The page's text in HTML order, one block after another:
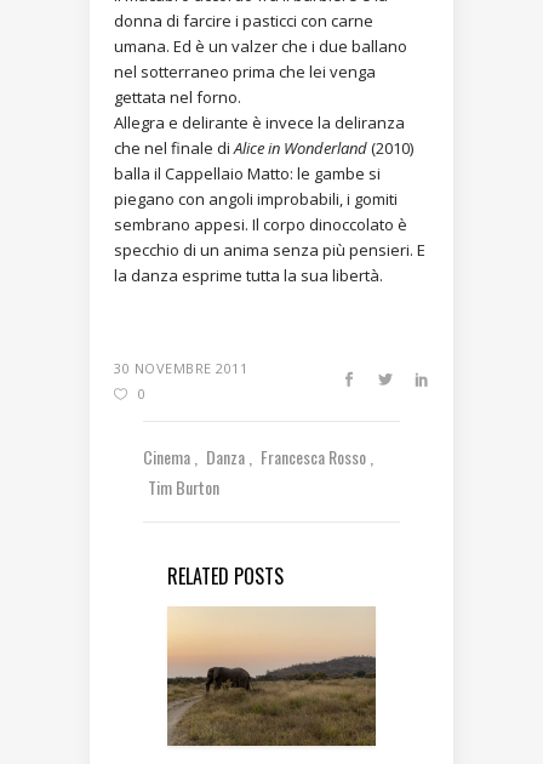
donna di farcire i pasticci con carne
umana. Ed è un valzer che i due ballano
nel sotterraneo prima che lei venga
gettata nel forno.
Allegra e delirante è invece la deliranza
che nel finale diAlice in Wonderland(2010)
balla il Cappellaio Matto: le gambe si
piegano con angoli improbabili, i gomiti
sembrano appesi. Il corpo dinoccolato è
specchio di un anima senza più pensieri. E
la danza esprime tutta la sua libertà.
30 NOVEMBRE 2011
0
Cinema Danza
Francesca Rosso
Tim Burton
RELATED POSTS